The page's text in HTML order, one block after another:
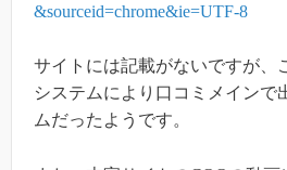
&sourceid=chrome&ie=UTF-8
サイトには記載がないですが、
システムにより口コミメインで
ムだったようです。